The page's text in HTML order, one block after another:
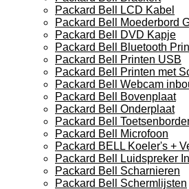
Packard Bell LCD Kabel
Packard Bell Moederbord
Packard Bell DVD Kapje
Packard Bell Bluetooth
Packard Bell Printen USB
Packard Bell Printen met
Packard Bell Webcam
Packard Bell Bovenplaat
Packard Bell Onderplaat
Packard Bell
Packard Bell Microfoon
Packard BELL Koeler's +
Packard Bell Luidspreker
Packard Bell Scharnieren
Packard Bell Schermlijsten